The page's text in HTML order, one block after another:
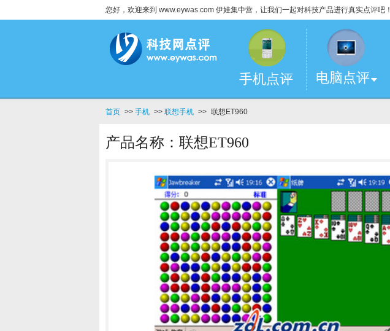
您好，欢迎来到 www.eywas.com 伊娃集中营，让我们一起对科技产品进行真实点评吧！
手机点评 电脑点评
首页 >> 手机 >> 联想手机 >> 联想ET960
产品名称：联想ET960